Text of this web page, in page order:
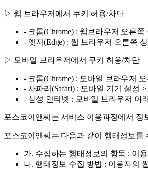
▷ 웹 브라우저에서 쿠키 허용/차단
- 크롬(Chrome) : 웹브라우저 오른
- 엣지(Edge) : 웹 브라우저 오른쪽
▷ 모바일 브라우저에서 쿠키 허용/차단
- 크롬(Chrome) : 모바일 브라우저
- 사파리(Safari) : 모바일 기기 설정
- 삼성 인터넷 : 모바일 브라우저 아
포스코이앤씨는 서비스 이용과정에서 정
포스코이앤씨는 다음과 같이 행태정보를
가. 수집하는 행태정보의 항목 : 이
나. 행태정보 수집 방법 : 이용자의